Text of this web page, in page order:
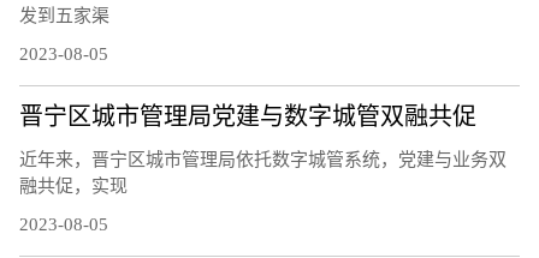
发到五家渠
2023-08-05
晋宁区城市管理局党建与数字城管双融共促
近年来，晋宁区城市管理局依托数字城管系统，党建与业务双
融共促，实现
2023-08-05